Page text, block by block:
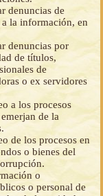
denuncias de
la información, en
denuncias por
de títulos,
de
o ex servidores
a los procesos
de la
de los procesos en
o bienes del
o
o personal de